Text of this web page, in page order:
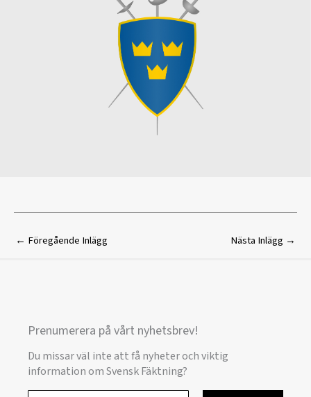
← Föregående Inlägg Nästa Inlägg →
Prenumerera på vårt nyhetsbrev!
Du missar väl inte att få nyheter och viktig
information om Svensk Fäktning?